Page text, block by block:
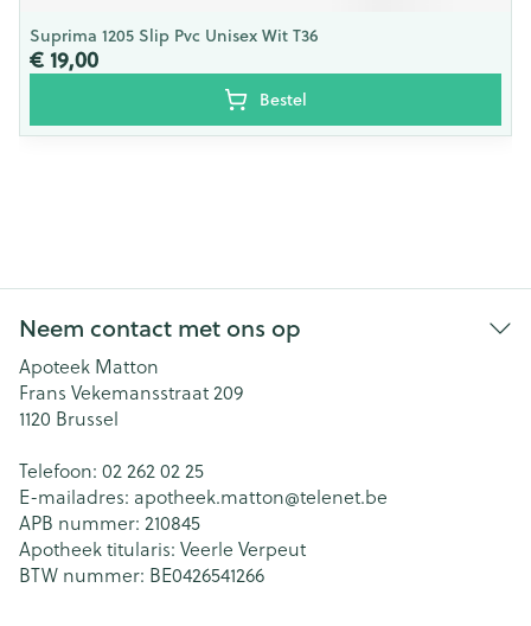
Suprima 1205 Slip Pvc Unisex Wit T36
€ 19,00
Bestel
Neem contact met ons op
Apoteek Matton
Frans Vekemansstraat 209
1120 Brussel
Telefoon: 02 262 02 25
E-mailadres: apotheek.matton@telenet.be
APB nummer: 210845
Apotheek titularis: Veerle Verpeut
BTW nummer: BE0426541266